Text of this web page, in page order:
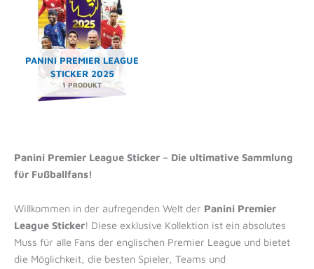
PANINI PREMIER LEAGUE
STICKER 2025
1 PRODUKT
Panini Premier League Sticker – Die ultimative Sammlung
für Fußballfans!
Willkommen in der aufregenden Welt der Panini Premier
League Sticker! Diese exklusive Kollektion ist ein absolutes
Muss für alle Fans der englischen Premier League und bietet
die Möglichkeit, die besten Spieler, Teams und